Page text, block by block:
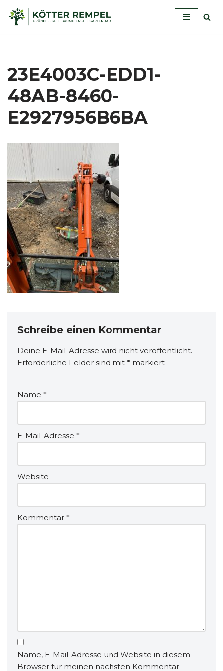
Zum
23E4003C-EDD1-
48AB-8460-
E2927956B6BA
Schreibe einen Kommentar
Deine E-Mail-Adresse wird nicht veröffentlicht.
Erforderliche Felder sind mit * markiert
Name *
E-Mail-Adresse *
Website
Kommentar *
Name, E-Mail-Adresse und Website in diesem
Browser für meinen nächsten Kommentar